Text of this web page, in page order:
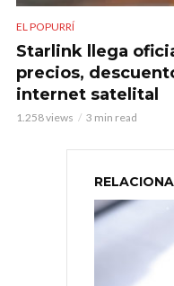
EL POPURRÍ
Starlink llega
precios,
internet satelital
1.258 views 3 min read